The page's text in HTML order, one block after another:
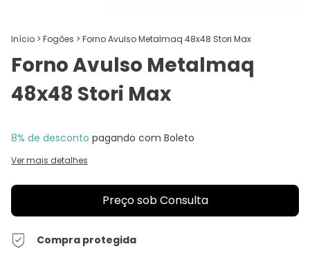
Início > Fogões > Forno Avulso Metalmaq 48x48 Stori Max
Forno Avulso Metalmaq
48x48 Stori Max
8% de desconto pagando com Boleto
Ver mais detalhes
Compra protegida